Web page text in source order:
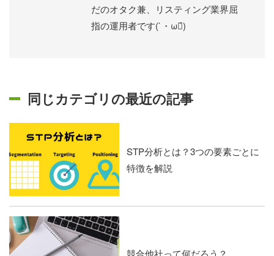
だのオタク兼、リスティング業界屈
指の運用者です(`・ω・́)ゝ
同じカテゴリの最近の記事
STP分析とは？3つの要素ごとに
特徴を解説
競合他社って何だろう？